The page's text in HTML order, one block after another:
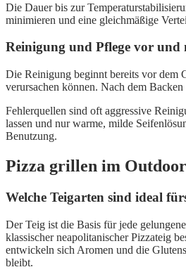
Die Dauer bis zur
minimieren und eine gleichmäßige
Reinigung und Pflege vor und
Die Reinigung beginnt bereits vor dem
verursachen können. Nach dem
Fehlerquellen sind oft aggressive
lassen und nur warme, milde
Benutzung.
Pizza grillen im
Welche Teigarten sind ideal
Der Teig ist die Basis für jede
klassischer neapolitanischer Pizzateig
entwickeln sich Aromen und die
bleibt.